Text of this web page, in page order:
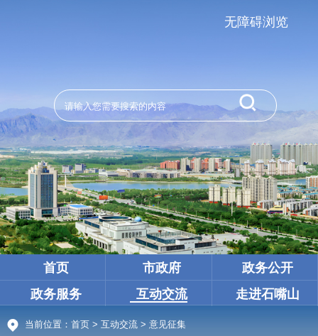
无障碍浏览
首页 市政府
政务公开
政务服务
互动交流 走进石嘴山
当前位置： 首页> 互动交流> 意见征集